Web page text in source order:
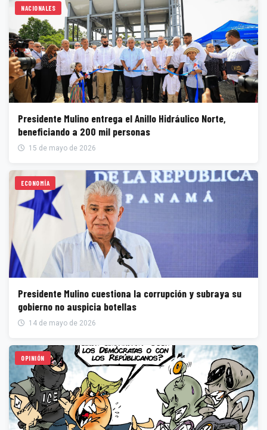
NACIONALES
Presidente Mulino entrega el Anillo Hidráulico Norte,
beneficiando a 200 mil personas
15 de mayo de 2026
ECONOMÍA
Presidente Mulino cuestiona la corrupción y subraya su
gobierno no auspicia botellas
14 de mayo de 2026
OPINIÓN